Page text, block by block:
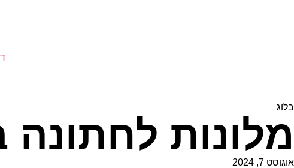
בלוג
מלונות לחתונה
אוגוסט 7, 2024